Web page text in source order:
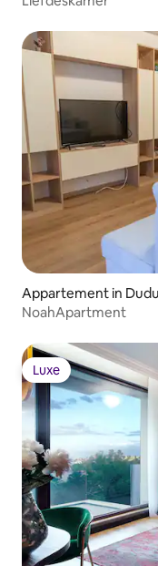
Appartement in Dudu
NoahApartment
Luxe
Luxe